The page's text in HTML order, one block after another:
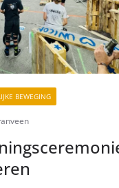
BEWEGING